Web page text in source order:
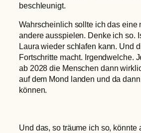
beschleunigt.
Wahrscheinlich sollte ich das eine
andere ausspielen. Denke ich so.
Laura wieder schlafen kann. Und
Fortschritte macht. Irgendwelche.
ab 2028 die Menschen dann
auf dem Mond landen und da
können.
Und das, so träume ich so, könnte